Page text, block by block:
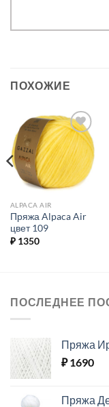
ПОХОЖИЕ
Добавить в
избранное.
ALPACA AIR
Пряжа Alpaca Air
цвет 109
₽1350
ПОСЛЕДНЕЕ
Пряжа
₽1690
Пряжа